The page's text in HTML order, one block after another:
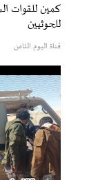
كمين للقوات
للحوثيين
قناة اليوم الثامن